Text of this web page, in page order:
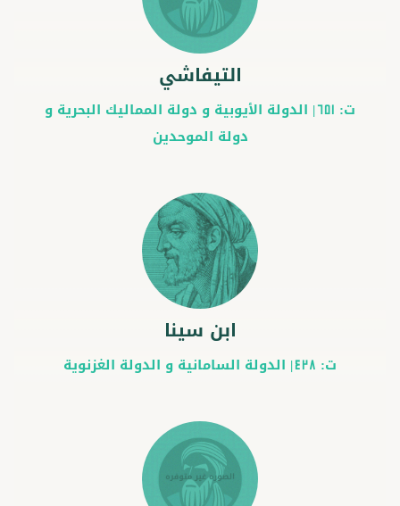
التيفاشي
ت: 651
| الدولة الأيوبيةو دولة المماليك البحريةو
دولة الموحدين
ابن سينا
ت: 428
| الدولة السامانيةو الدولة الغزنوية